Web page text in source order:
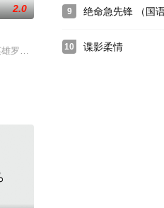
身边，之中有与人为善者，自然也
废墟，三名“军事试验品”从实验室
2.0
罗宾汉的传奇故事。原本富庶的贵
9 绝命急先锋 （国语
10 谍影柔情